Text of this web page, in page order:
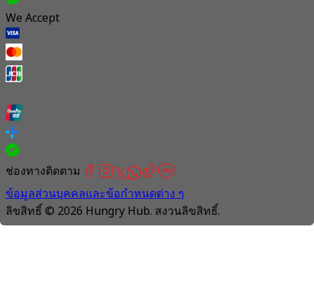
We Accept
ช่องทางติดตาม
ข้อมูลส่วนบุคคลและข้อกำหนดต่าง ๆ
ลิขสิทธิ์ © 2026 Hungry Hub. สงวนลิขสิทธิ์.
Connection